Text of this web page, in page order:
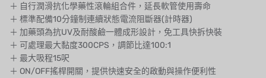
WAVE CYBER
BOSCHINI
NIPPON
＋ 自行潤滑抗化學藥性滾輪組合件，延長軟管使用壽命
＋ 標準配備10分鐘制連續狀態電流阻斷器(計時器)
＋ 加藥頭為抗UV及耐酸鹼一體成形設計，免工具快拆快裝
＋ 可處理最大黏度300CPS，調節比達100:1
＋ 最大吸程15呎
＋ ON/OFF搖桿開關，提供快速安全的啟動與操作便利性